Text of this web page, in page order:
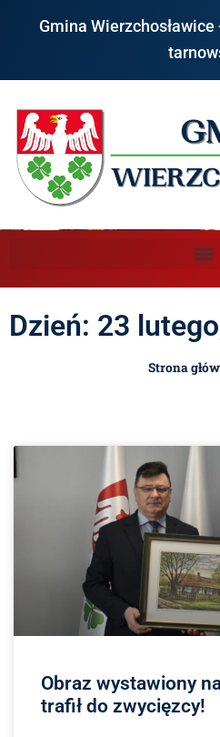
Gmina
Dzień: 23
Strona
Obraz wystawiony
trafił do zwycięzcy!